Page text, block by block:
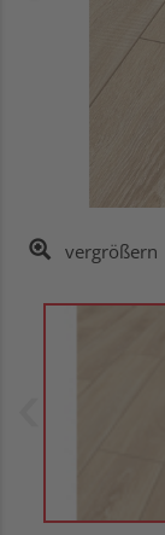
vergrößern